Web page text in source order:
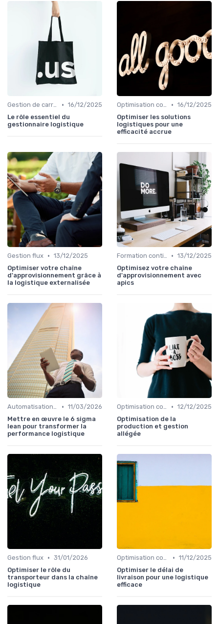
Gestion de carrière • 16/12/2025
Le rôle essentiel du
gestionnaire logistique
Optimisation coûts • 16/12/2025
Optimiser les solutions
logistiques pour une
efficacité accrue
Gestion flux • 13/12/2025
Optimiser votre chaîne
d'approvisionnement grâce à
la logistique externalisée
Formation continue • 13/12/2025
Optimisez votre chaîne
d'approvisionnement avec
apics
Automatisation processus • 11/03/2026
Mettre en œuvre le 6 sigma
lean pour transformer la
performance logistique
Optimisation coûts • 12/12/2025
Optimisation de la
production et gestion
allégée
Gestion flux • 31/01/2026
Optimiser le rôle du
transporteur dans la chaîne
logistique
Optimisation coûts • 11/12/2025
Optimiser le délai de
livraison pour une logistique
efficace